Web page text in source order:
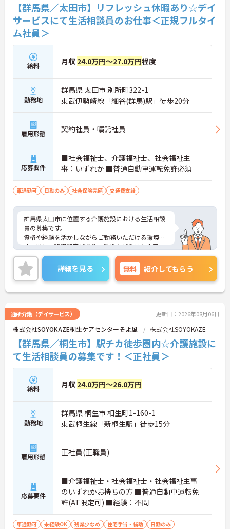
【群馬県／太田市】リフレッシュ休暇あり☆デイ
サービスにて生活相談員のお仕事＜正規フルタイ
ム社員＞
給料 月収 24.0万円～27.0万円程度
勤務地
群馬県 太田市 別所町322-1
東武伊勢崎線「細谷(群馬)駅」徒歩20分
雇用形態 契約社員・嘱託社員
応募要件
■社会福祉士、介護福祉士、社会福祉主
事：いずれか ■普通自動車運転免許必須
車通勤可 日勤のみ 社会保険完備 交通費支給
群馬県太田市に位置する介護施設における生活相談
員の募集です。
資格や経験を活かしながらご勤務いただける環境で
す。また、研修制度があり、働きながらスキルアッ
プが目指せる環境です。
ご興味のある方には、面接対策ポイントなど、さら
に詳細をご案内しますのでお気軽にご相談くださ
い！
詳細を見る 無料 紹介してもらう
通所介護（デイサービス） 更新日：2026年08月06日
株式会社SOYOKAZE桐生ケアセンターそよ風 株式会社SOYOKAZE
【群馬県／桐生市】駅チカ徒歩圏内☆介護施設に
て生活相談員の募集です！＜正社員＞
給料 月収 24.0万円～26.0万円
勤務地
群馬県 桐生市 相生町1-160-1
東武桐生線「新桐生駅」徒歩15分
雇用形態 正社員(正職員)
応募要件
■介護福祉士・社会福祉士・社会福祉主事
のいずれかお持ちの方 ■普通自動車運転免
許(AT限定可) ■経験：不問
車通勤可 未経験OK 残業少なめ 住宅手当・補助
日勤のみ